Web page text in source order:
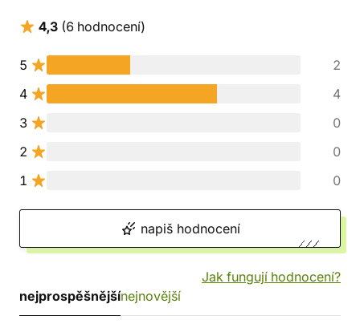
4,3 (6 hodnocení)
5
2
4
4
3
0
2
0
1
0
napiš hodnocení
Jak fungují hodnocení?
nejprospěšnějšínejnovější